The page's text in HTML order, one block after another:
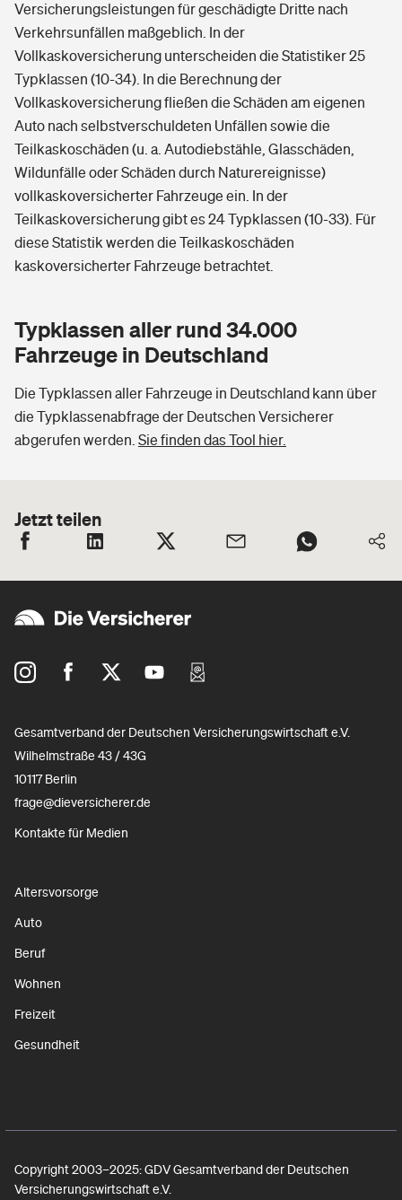
Versicherungsleistungen für geschädigte Dritte nach
Verkehrsunfällen maßgeblich. In der
Vollkaskoversicherung unterscheiden die Statistiker 25
Typklassen (10-34). In die Berechnung der
Vollkaskoversicherung fließen die Schäden am eigenen
Auto nach selbstverschuldeten Unfällen sowie die
Teilkaskoschäden (u. a. Autodiebstähle, Glasschäden,
Wildunfälle oder Schäden durch Naturereignisse)
vollkaskoversicherter Fahrzeuge ein. In der
Teilkaskoversicherung gibt es 24 Typklassen (10-33). Für
diese Statistik werden die Teilkaskoschäden
kaskoversicherter Fahrzeuge betrachtet.
Typklassen aller rund 34.000
Fahrzeuge in Deutschland
Die Typklassen aller Fahrzeuge in Deutschland kann über
die Typklassenabfrage der Deutschen Versicherer
abgerufen werden. Sie finden das Tool hier.
Jetzt teilen
Gesamtverband der Deutschen Versicherungswirtschaft e.V.
Wilhelmstraße 43 / 43G
10117 Berlin
frage@dieversicherer.de
Kontakte für Medien
Altersvorsorge
Auto
Beruf
Wohnen
Freizeit
Gesundheit
Copyright 2003–2025: GDV Gesamtverband der Deutschen
Versicherungswirtschaft e.V.